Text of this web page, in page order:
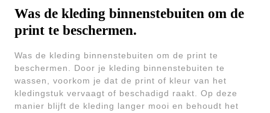
Was de kleding binnenstebuiten om de
print te beschermen.
Was de kleding binnenstebuiten om de print te
beschermen. Door je kleding binnenstebuiten te
wassen, voorkom je dat de print of kleur van het
kledingstuk vervaagt of beschadigd raakt. Op deze
manier blijft de kleding langer mooi en behoudt het